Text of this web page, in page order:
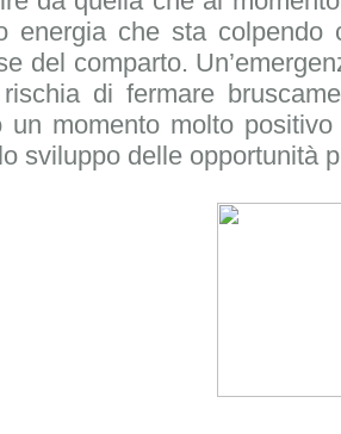
energia che sta colpendo
del comparto.
di fermare
un momento molto
sviluppo delle opportunità